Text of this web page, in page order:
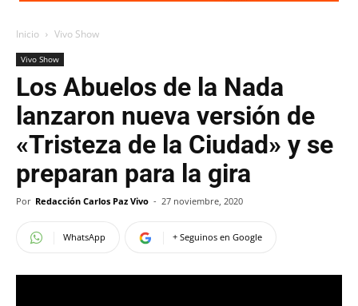
Inicio Vivo Show
Vivo Show
Los Abuelos de la Nada
lanzaron nueva versión de
«Tristeza de la Ciudad» y se
preparan para la gira
Por Redacción Carlos Paz Vivo - 27 noviembre, 2020
WhatsApp + Seguinos en Google